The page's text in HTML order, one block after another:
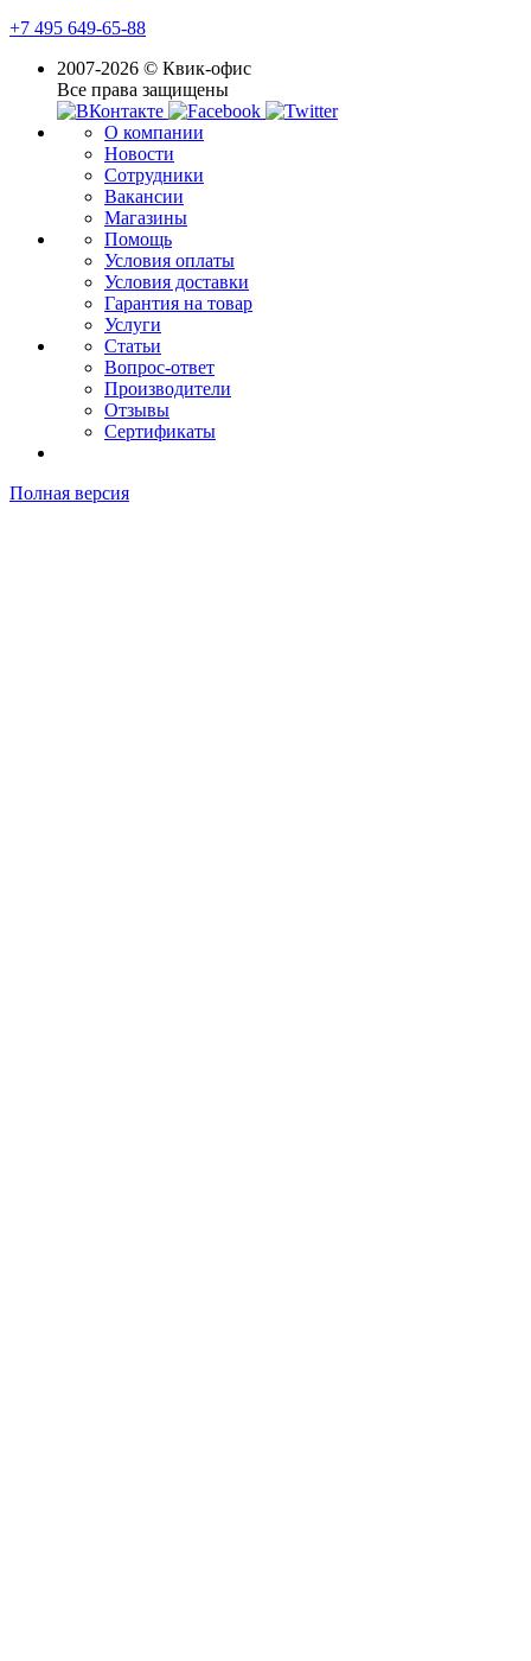
+7 495 649-65-88
2007-2026 © Квик-офис
Все права защищены
О компании
Новости
Сотрудники
Вакансии
Магазины
Помощь
Условия оплаты
Условия доставки
Гарантия на товар
Услуги
Статьи
Вопрос-ответ
Производители
Отзывы
Сертификаты
Полная версия